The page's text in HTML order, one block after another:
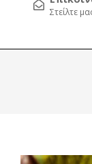
Στείλτε
Navigation